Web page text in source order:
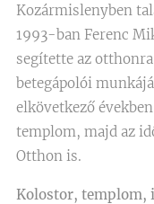
Kozármislenyben
1993-ban Ferenc
segítette az
betegápolói
elkövetkező
templom, majd az
Otthon is.
Kolostor, templom,